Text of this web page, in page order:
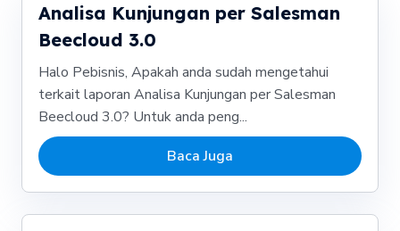
Analisa Kunjungan per Salesman
Beecloud 3.0
Halo Pebisnis, Apakah anda sudah mengetahui
terkait laporan Analisa Kunjungan per Salesman
Beecloud 3.0? Untuk anda peng...
Baca Juga